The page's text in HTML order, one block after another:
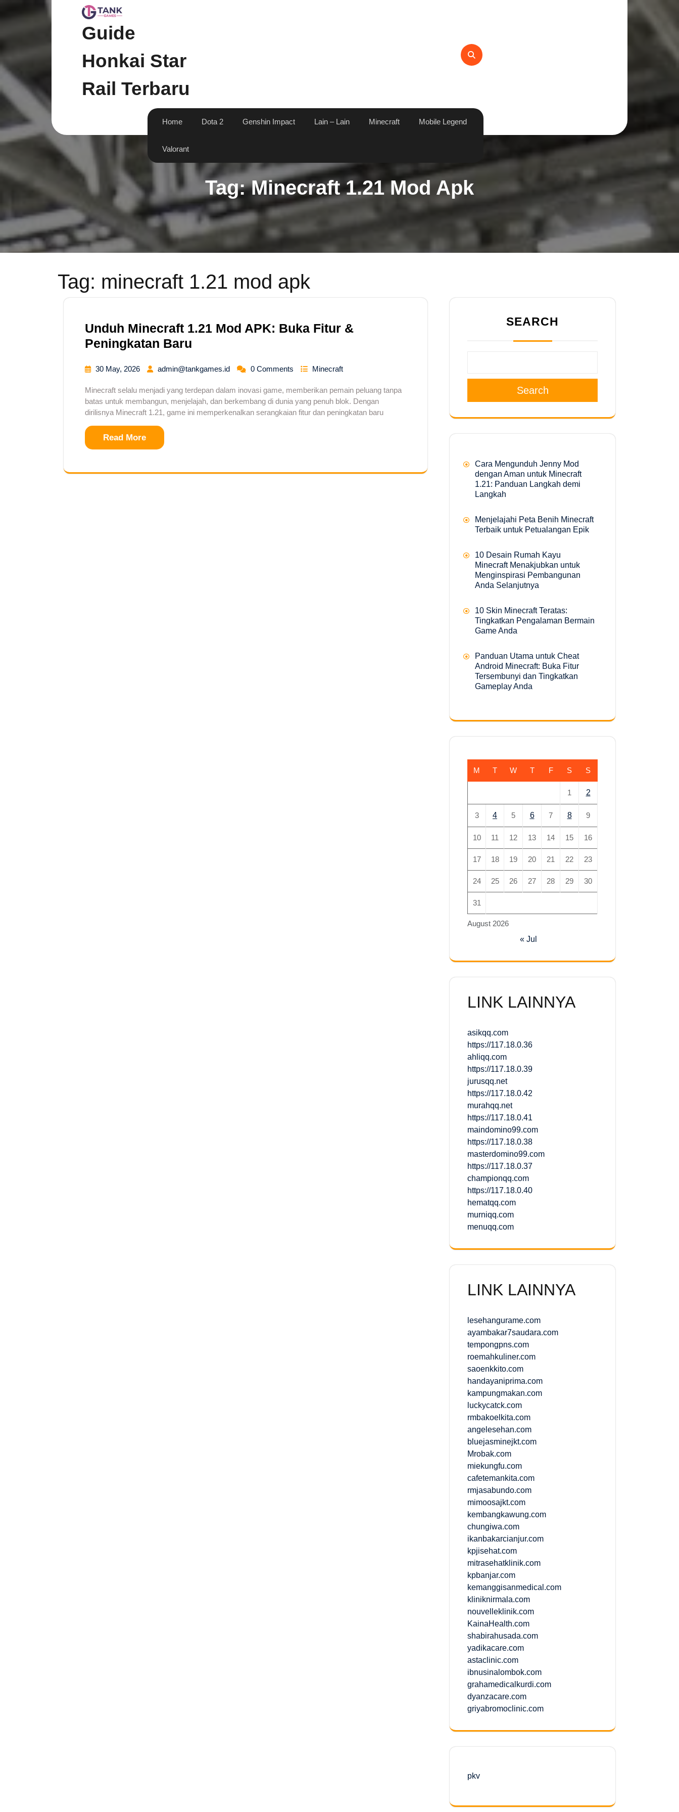
Guide
Honkai Star
Rail Terbaru
Home Dota 2 Genshin Impact Lain – Lain Minecraft Mobile Legend
Valorant
Tag:Minecraft 1.21 Mod Apk
Tag: minecraft 1.21 mod apk
Unduh Minecraft 1.21 Mod APK: Buka Fitur &
Peningkatan Baru
30 May, 2026 admin@tankgames.id 0 Comments Minecraft
Minecraft selalu menjadi yang terdepan dalam inovasi game, memberikan pemain peluang tanpa
batas untuk membangun, menjelajah, dan berkembang di dunia yang penuh blok. Dengan
dirilisnya Minecraft 1.21, game ini memperkenalkan serangkaian fitur dan peningkatan baru
Read More
SEARCH
Search
Cara Mengunduh Jenny Mod
dengan Aman untuk Minecraft
1.21: Panduan Langkah demi
Langkah
Menjelajahi Peta Benih Minecraft
Terbaik untuk Petualangan Epik
10 Desain Rumah Kayu
Minecraft Menakjubkan untuk
Menginspirasi Pembangunan
Anda Selanjutnya
10 Skin Minecraft Teratas:
Tingkatkan Pengalaman Bermain
Game Anda
Panduan Utama untuk Cheat
Android Minecraft: Buka Fitur
Tersembunyi dan Tingkatkan
Gameplay Anda
August 2026
M T W T F S S
1 2
3 4 5 6 7 8 9
10 11 12 13 14 15 16
17 18 19 20 21 22 23
24 25 26 27 28 29 30
31
« Jul
LINK LAINNYA
asikqq.com
https://117.18.0.36
ahliqq.com
https://117.18.0.39
jurusqq.net
https://117.18.0.42
murahqq.net
https://117.18.0.41
maindomino99.com
https://117.18.0.38
masterdomino99.com
https://117.18.0.37
championqq.com
https://117.18.0.40
hematqq.com
murniqq.com
menuqq.com
LINK LAINNYA
lesehangurame.com
ayambakar7saudara.com
tempongpns.com
roemahkuliner.com
saoenkkito.com
handayaniprima.com
kampungmakan.com
luckycatck.com
rmbakoelkita.com
angelesehan.com
bluejasminejkt.com
Mrobak.com
miekungfu.com
cafetemankita.com
rmjasabundo.com
mimoosajkt.com
kembangkawung.com
chungiwa.com
ikanbakarcianjur.com
kpjisehat.com
mitrasehatklinik.com
kpbanjar.com
kemanggisanmedical.com
kliniknirmala.com
nouvelleklinik.com
KainaHealth.com
shabirahusada.com
yadikacare.com
astaclinic.com
ibnusinalombok.com
grahamedicalkurdi.com
dyanzacare.com
griyabromoclinic.com
pkv